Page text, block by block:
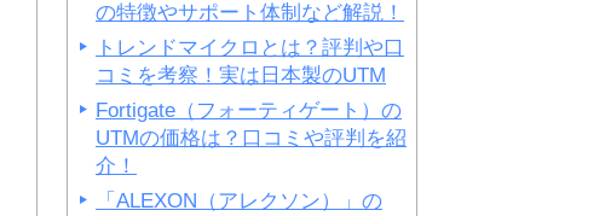
の特徴やサポート体制など解説！
トレンドマイクロとは？評判や口
コミを考察！実は日本製のUTM
Fortigate（フォーティゲート）の
UTMの価格は？口コミや評判を紹
介！
「ALEXON（アレクソン）」の